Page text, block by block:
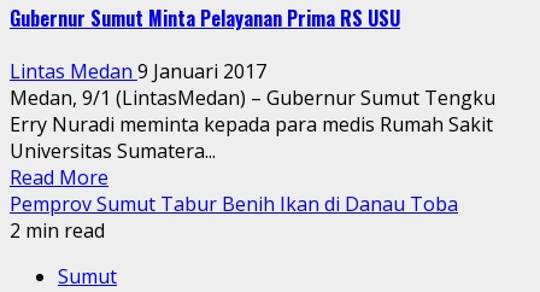
Gubernur Sumut Minta Pelayanan Prima RS USU
Lintas Medan 9 Januari 2017
Medan, 9/1 (LintasMedan) – Gubernur Sumut Tengku
Erry Nuradi meminta kepada para medis Rumah Sakit
Universitas Sumatera...
Read More
Pemprov Sumut Tabur Benih Ikan di Danau Toba
2 min read
Sumut